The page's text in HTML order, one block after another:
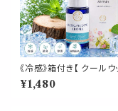
《冷感》箱付き【 クールウ
スク & ピロー アロマ
ヒノキ ヒバ 天然薄荷 夏
¥1,480